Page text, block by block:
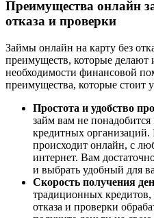
Преимущества онлайн
отказа и проверки
Займы онлайн на карту без
преимуществ, которые
необходимости финансовой
преимущества, которые стоит
Простота и удобство
займ вам не
кредитных
происходит онлайн, с
интернет. Вам
и выбрать удобный для
Скорость получения
традиционных
отказа и проверки